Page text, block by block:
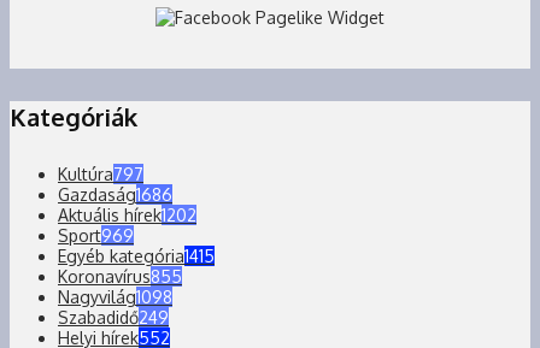
Kategóriák
Kultúra797
Gazdaság1686
Aktuális hírek1202
Sport969
Egyéb kategória1415
Koronavírus855
Nagyvilág1098
Szabadidő249
Helyi hírek552